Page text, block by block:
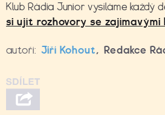
Klub Rádia Junior vysíláme každý
si ujít rozhovory se zajímavými
autoři: Jiří Kohout, Redakce